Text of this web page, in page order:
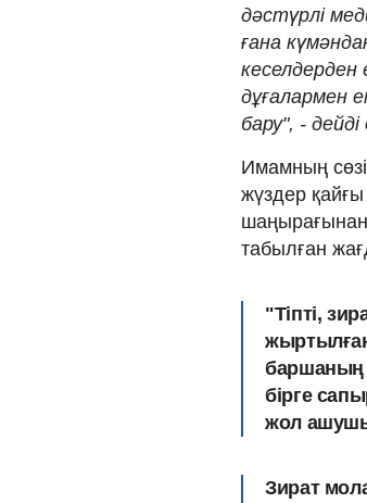
дәстүрлі
ғана
кеселдерден
дұғалармен
бару", - дейді
Имамның
жүздер
шаңырағынан
табылған
"Тіпті,
баршаның
бірге
жол
Зират